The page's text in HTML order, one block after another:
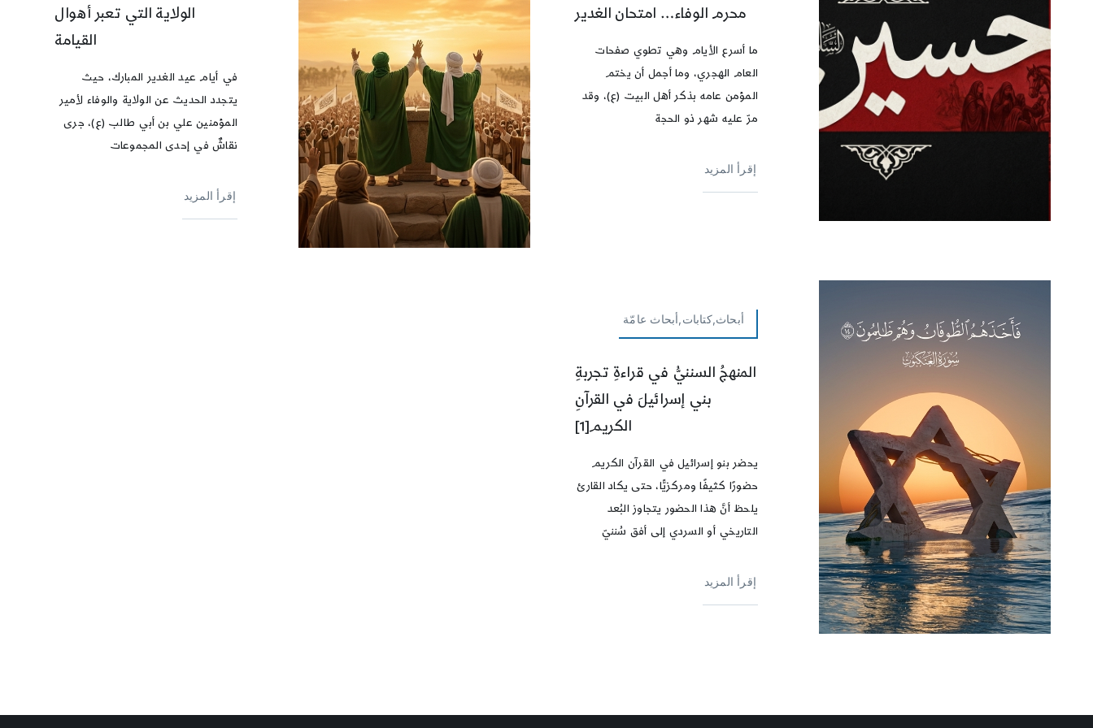
محرم الوفاء… امتحان الغدير
ما أسرع الأيام وهي تطوي صفحات
العام الهجري، وما أجمل أن يختم
المؤمن عامه بذكر أهل البيت (ع)، وقد
مرّ عليه شهر ذو الحجة
إقرأ المزيد
الولاية التي تعبر أهوال
القيامة
في أيام عيد الغدير المبارك، حيث
يتجدد الحديث عن الولاية والوفاء لأمير
المؤمنين علي بن أبي طالب (ع)، جرى
نقاشٌ في إحدى المجموعات
إقرأ المزيد
أبحاث,كتابات,أبحاث عامّة
المنهجُ السننيُّ في قراءةِ تجربةِ
بني إسرائيلَ في القرآنِ
الكريم[1]
يحضر بنو إسرائيل في القرآن الكريم
حضورًا كثيفًا ومركزيًّا، حتى يكاد القارئ
يلحظ أنَّ هذا الحضور يتجاوز البُعد
التاريخي أو السردي إلى أفق سُننيّ
إقرأ المزيد